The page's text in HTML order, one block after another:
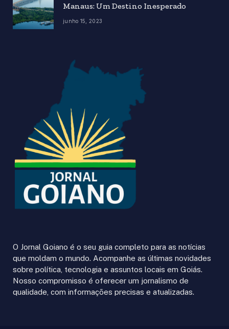
Manaus: Um Destino Inesperado
junho 15, 2023
O Jornal Goiano é o seu guia completo para as notícias
que moldam o mundo. Acompanhe as últimas novidades
sobre política, tecnologia e assuntos locais em Goiás.
Nosso compromisso é oferecer um jornalismo de
qualidade, com informações precisas e atualizadas.